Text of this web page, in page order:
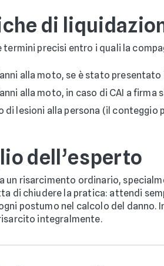
di
termini precisi entro i quali la
alla moto, se è stato
alla moto, in caso di CAI a
di lesioni alla persona (il
dell’esperto
un risarcimento ordinario,
di chiudere la pratica: attendi
postumo nel calcolo del
integralmente.